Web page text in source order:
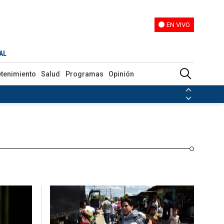
EN VIVO
Salud Programas Opinión
Venezuela Nicolás Maduro
de las FARC